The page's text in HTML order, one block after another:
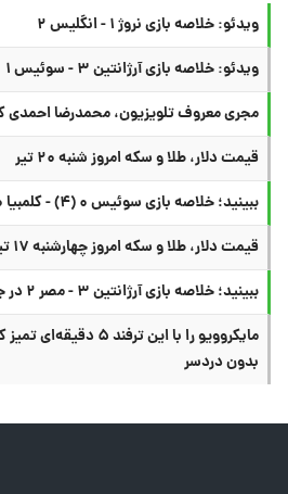
ویدئو: خلاصه بازی نروژ ۱ - انگلیس ۲
ویدئو: خلاصه بازی آرژانتین ۳ - سوئیس ۱
مجری معروف تلویزیون، محمدرضا
قیمت دلار، طلا و سکه امروز شنبه ۲۰ تیر
ببینید؛ خلاصه بازی سوئیس ۰ (۴) - کلمبیا ۰ (۳) در جام جهانی
قیمت دلار، طلا و سکه امروز چهارشنبه ۱۷ تیر ۱۴۰۵
ببینید؛ خلاصه بازی آرژانتین ۳ - مصر ۲ در جام جهانی
مایکروویو را با این
بدون دردسر